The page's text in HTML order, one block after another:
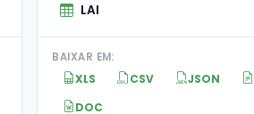
LAI
BAIXAR EM:
XLS CSV JSON
DOC